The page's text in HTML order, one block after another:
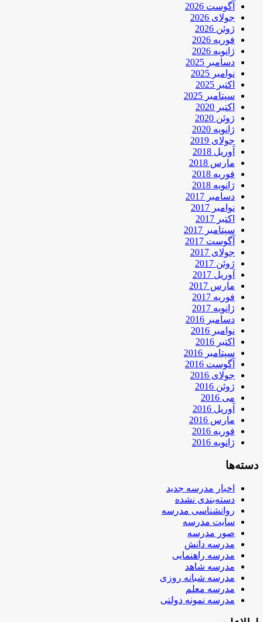
آگوست 2026
جولای 2026
ژوئن 2026
فوریه 2026
ژانویه 2026
دسامبر 2025
نوامبر 2025
اکتبر 2025
سپتامبر 2025
اکتبر 2020
ژوئن 2020
ژانویه 2020
جولای 2019
آوریل 2018
مارس 2018
فوریه 2018
ژانویه 2018
دسامبر 2017
نوامبر 2017
اکتبر 2017
سپتامبر 2017
آگوست 2017
جولای 2017
ژوئن 2017
آوریل 2017
مارس 2017
فوریه 2017
ژانویه 2017
دسامبر 2016
نوامبر 2016
اکتبر 2016
سپتامبر 2016
آگوست 2016
جولای 2016
ژوئن 2016
می 2016
آوریل 2016
مارس 2016
فوریه 2016
ژانویه 2016
دسته‌ها
اخبار مدرسه جدید
دسته‌بندی نشده
روانشناسی مدرسه
سایت مدرسه
صور مدرسه
مدرسه دانش
مدرسه راهنمایی
مدرسه شاهد
مدرسه شبانه روزی
مدرسه معلم
مدرسه نمونه دولتی